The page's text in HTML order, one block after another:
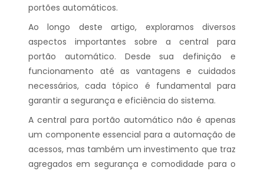
portões automáticos.
Ao longo deste artigo, exploramos diversos
aspectos importantes sobre a central para
portão automático. Desde sua definição e
funcionamento até as vantagens e cuidados
necessários, cada tópico é fundamental para
garantir a segurança e eficiência do sistema.
A central para portão automático não é apenas
um componente essencial para a automação de
acessos, mas também um investimento que traz
agregados em segurança e comodidade para o